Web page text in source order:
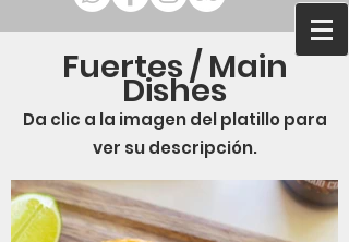
Fuertes / Main
Dishes
Da clic a la imagen del platillo para
ver su descripción.